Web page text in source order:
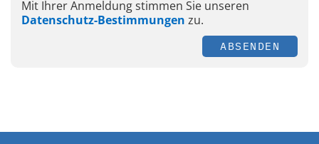
Mit Ihrer Anmeldung stimmen Sie unseren
Datenschutz-Bestimmungen zu.
ABSENDEN